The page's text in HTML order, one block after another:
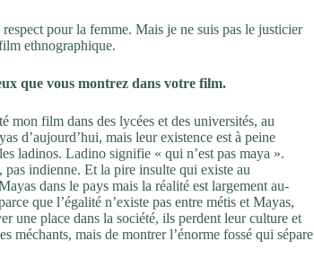
pour la femme. Mais je ne suis pas le justicier
ethnographique.
que vous montrez dans votre film.
mon film dans des lycées et des universités, au
d’aujourd’hui, mais leur existence est à peine
ladinos. Ladino signifie « qui n’est pas maya ».
pas indienne. Et la pire insulte qui existe au
dans le pays mais la réalité est largement au-
que l’égalité n’existe pas entre métis et Mayas,
une place dans la société, ils perdent leur culture et
méchants, mais de montrer l’énorme fossé qui sépare